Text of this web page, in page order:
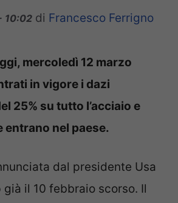
10:02 di Francesco Ferrigno
mercoledì 12 marzo
in vigore i dazi
25% su tutto l’acciaio e
entrano nel paese.
dal presidente Usa
già il 10 febbraio scorso. Il